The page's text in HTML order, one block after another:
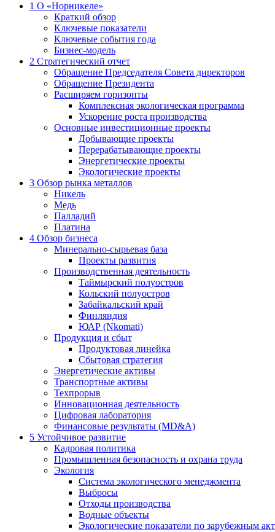
1 О «Норникеле»
Краткий обзор
Ключевые показатели
Ключевые события года
Бизнес-модель
2 Стратегический отчет
Обращение Председателя Совета директоров
Обращение Президента
Расширяем горизонты
Комплексная экологическая программа
Ускорение роста производства
Основные инвестиционные проекты
Добывающие проекты
Перерабатывающие проекты
Энергетические проекты
Экологические проекты
3 Обзор рынка металлов
Никель
Медь
Палладий
Платина
4 Обзор бизнеса
Минерально-сырьевая база
Проекты развития
Производственная деятельность
Таймырский полуостров
Кольский полуостров
Забайкальский край
Финляндия
ЮАР (Nkomati)
Продукция и сбыт
Продуктовая линейка
Сбытовая стратегия
Энергетические активы
Транспортные активы
Техпрорыв
Инновационная деятельность
Цифровая лаборатория
Финансовые результаты (MD&A)
5 Устойчивое развитие
Кадровая политика
Промышленная безопасность и охрана труда
Экология
Система экологического менеджмента
Выбросы
Отходы производства
Водные объекты
Экологические показатели по зарубежным